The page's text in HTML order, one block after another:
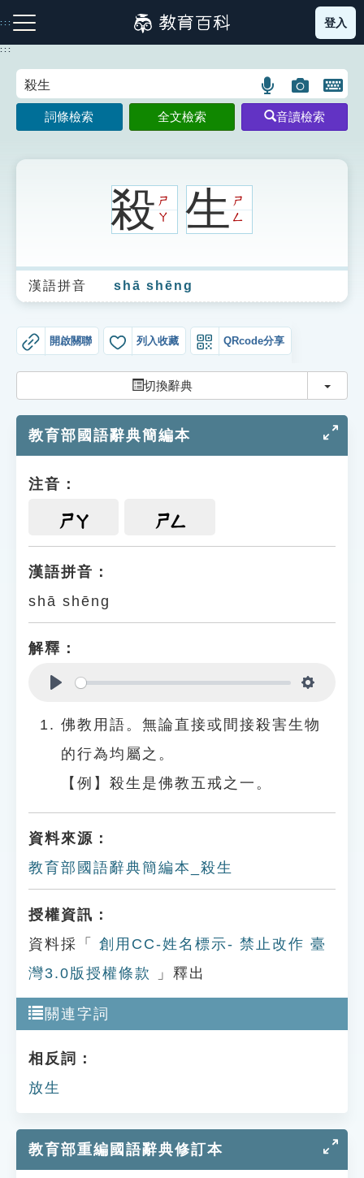
到
主
:::
注音索引圖示 筆畫索引圖示 部首索引表圖示
生字詞彙表
成語故事
索引選單
單字索引
遊戲專區
貓頭鷹博士
登入
:::
語
言
搜
圖
片
搜
開
鍵
圖
詞條檢索 全文檢索 音讀檢索
殺ㄕ
ㄚ
生ㄕ
ㄥ
漢語拼音 shā shēng
開啟關聯 列入收藏 QRcode分享
切換辭典 切換
教育部國語辭典簡編本
注音：
ㄕㄚ ㄕㄥ
漢語拼音：
shā shēng
解釋：
佛教用語。無論直接或間接殺害生物
的行為均屬之。
【例】殺生是佛教五戒之一。
資料來源：
教育部國語辭典簡編本_殺生
授權資訊：
資料採「
創用CC-姓名標示- 禁止改作 臺
灣3.0版授權條款
」釋出
關連字詞
相反詞：
放生
教育部重編國語辭典修訂本